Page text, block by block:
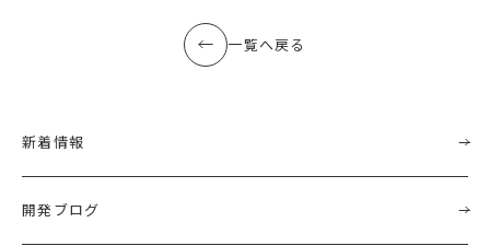
一覧へ戻る
新着情報
開発ブログ